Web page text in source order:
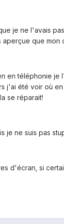
je ne l'avais
aperçue que mon
en téléphonie
j'ai été voir où
se réparait!
je ne suis pas
d'écran, si